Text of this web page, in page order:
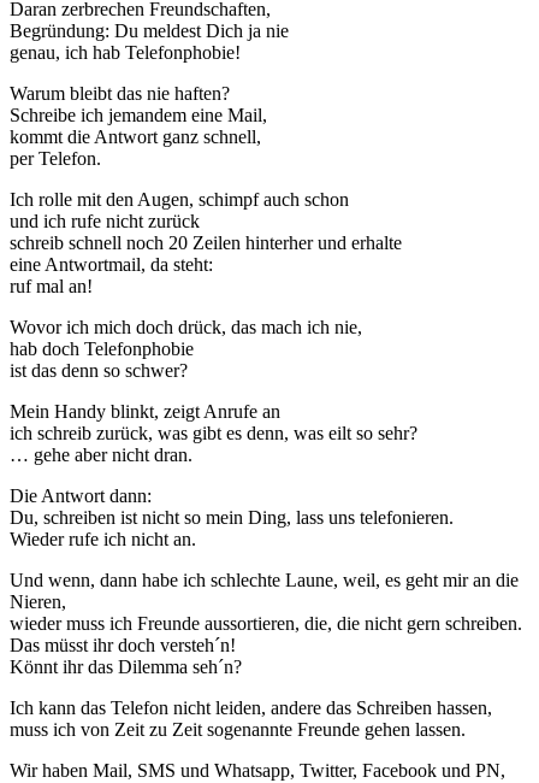
Daran zerbrechen Freundschaften,
Begründung: Du meldest Dich ja nie
genau, ich hab Telefonphobie!
Warum bleibt das nie haften?
Schreibe ich jemandem eine Mail,
kommt die Antwort ganz schnell,
per Telefon.
Ich rolle mit den Augen, schimpf auch schon
und ich rufe nicht zurück
schreib schnell noch 20 Zeilen hinterher und erhalte
eine Antwortmail, da steht:
ruf mal an!
Wovor ich mich doch drück, das mach ich nie,
hab doch Telefonphobie
ist das denn so schwer?
Mein Handy blinkt, zeigt Anrufe an
ich schreib zurück, was gibt es denn, was eilt so sehr?
… gehe aber nicht dran.
Die Antwort dann:
Du, schreiben ist nicht so mein Ding, lass uns telefonieren.
Wieder rufe ich nicht an.
Und wenn, dann habe ich schlechte Laune, weil, es geht mir an die
Nieren,
wieder muss ich Freunde aussortieren, die, die nicht gern schreiben.
Das müsst ihr doch versteh´n!
Könnt ihr das Dilemma seh´n?
Ich kann das Telefon nicht leiden, andere das Schreiben hassen,
muss ich von Zeit zu Zeit sogenannte Freunde gehen lassen.
Wir haben Mail, SMS und Whatsapp, Twitter, Facebook und PN,